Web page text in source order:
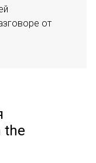
от
the